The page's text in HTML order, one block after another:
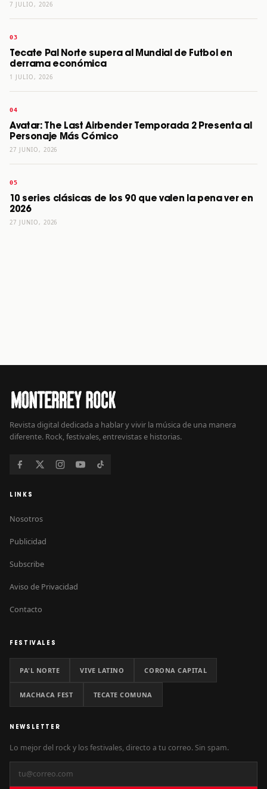
7 JULIO, 2026
Tecate Pal Norte supera al Mundial de Futbol en
derrama económica
1 JULIO, 2026
Avatar: The Last Airbender Temporada 2 Presenta al
Personaje Más Cómico
27 JUNIO, 2026
10 series clásicas de los 90 que valen la pena ver en
2026
27 JUNIO, 2026
Revista digital dedicada a hablar y vivir la música de una manera
diferente. Rock, festivales, entrevistas e historias.
LINKS
Nosotros
Publicidad
Subscribe
Aviso de Privacidad
Contacto
FESTIVALES
PA'L NORTE VIVE LATINO CORONA CAPITAL
MACHACA FEST TECATE COMUNA
NEWSLETTER
Lo mejor del rock y los festivales, directo a tu correo. Sin spam.